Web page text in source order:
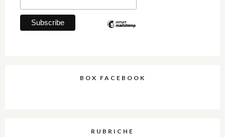
BOX FACEBOOK
RUBRICHE